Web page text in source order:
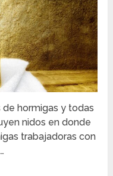
hormigas y todas
nidos en donde
trabajadoras con